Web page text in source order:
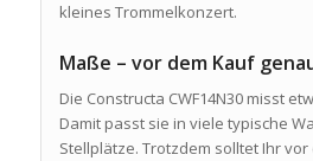
kleines Trommelkonzert.
Maße – vor dem Kauf
Die Constructa CWF14N30 misst
Damit passt sie in viele typische
Stellplätze. Trotzdem solltet Ihr